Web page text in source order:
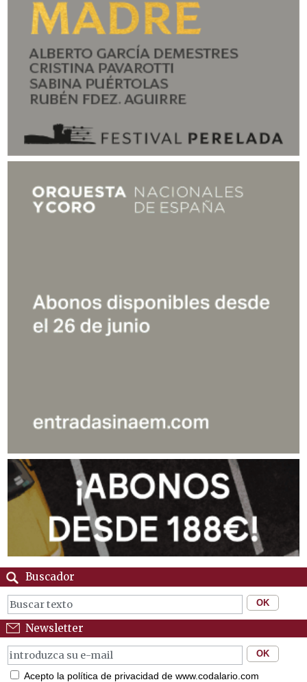
Buscador
Newsletter
Acepto la política de privacidad de www.codalario.com